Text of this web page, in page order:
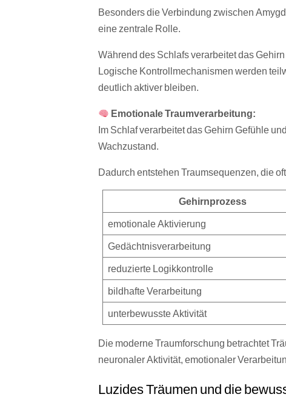
Besonders die Verbindung zwischen
eine zentrale Rolle.
Während des Schlafs verarbeitet das
Logische Kontrollmechanismen werden
deutlich aktiver bleiben.
Emotionale Traumverarbeitung:
Im Schlaf verarbeitet das Gehirn Gefühle
Wachzustand.
Dadurch entstehen Traumsequenzen, die
Gehirnprozess
emotionale Aktivierung
Gedächtnisverarbeitung
reduzierte Logikkontrolle
bildhafte Verarbeitung
unterbewusste Aktivität
Die moderne Traumforschung betrachtet
neuronaler Aktivität, emotionaler
Luzides Träumen und die